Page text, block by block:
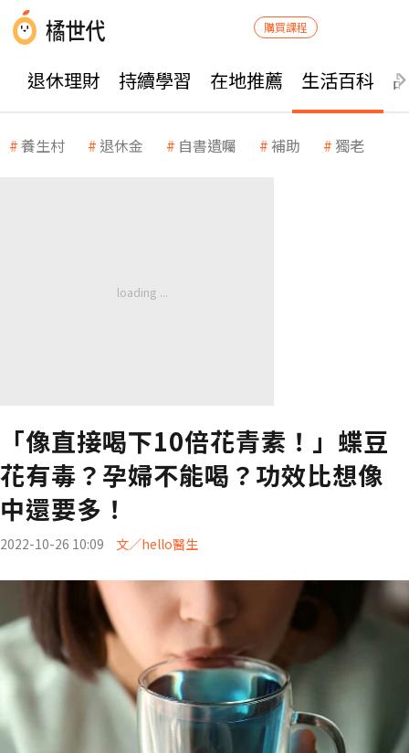
購買課程
退休理財 持續學習 在地推薦 生活百科
養生村 退休金 自書遺囑 補助 獨老
「像直接喝下10倍花青素！」蝶豆
花有毒？孕婦不能喝？功效比想像
中還要多！
2022-10-26 10:09 文／hello醫生